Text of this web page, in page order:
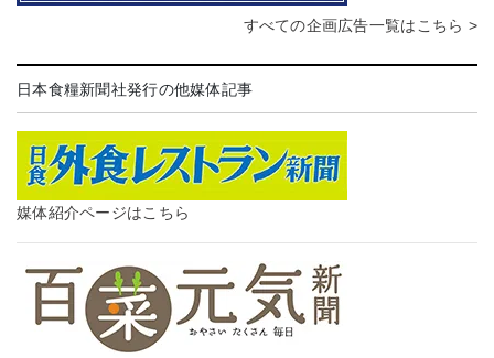
すべての企画広告一覧はこちら >
日本食糧新聞社発行の他媒体記事
媒体紹介ページはこちら